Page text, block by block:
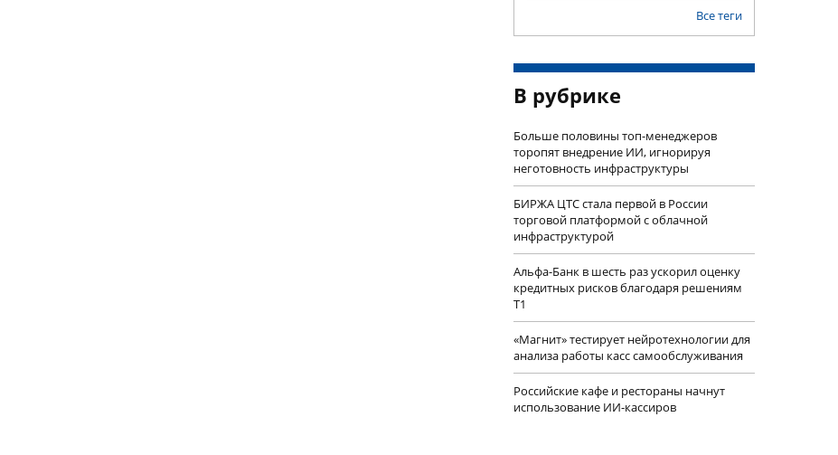
Все теги
В рубрике
Больше половины топ-менеджеров
торопят внедрение ИИ, игнорируя
неготовность инфраструктуры
БИРЖА ЦТС стала первой в России
торговой платформой с облачной
инфраструктурой
Альфа-Банк в шесть раз ускорил оценку
кредитных рисков благодаря решениям
Т1
«Магнит» тестирует нейротехнологии для
анализа работы касс самообслуживания
Российские кафе и рестораны начнут
использование ИИ-кассиров